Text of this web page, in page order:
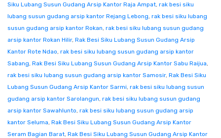
Siku Lubang Susun Gudang Arsip Kantor Raja Ampat, rak besi siku
lubang susun gudang arsip kantor Rejang Lebong, rak besi siku lubang
susun gudang arsip kantor Rokan, rak besi siku lubang susun gudang
arsip kantor Rokan Hilir, Rak Besi Siku Lubang Susun Gudang Arsip
Kantor Rote Ndao, rak besi siku lubang susun gudang arsip kantor
Sabang, Rak Besi Siku Lubang Susun Gudang Arsip Kantor Sabu Raijua,
rak besi siku lubang susun gudang arsip kantor Samosir, Rak Besi Siku
Lubang Susun Gudang Arsip Kantor Sarmi, rak besi siku lubang susun
gudang arsip kantor Sarolangun, rak besi siku lubang susun gudang
arsip kantor Sawahlunto, rak besi siku lubang susun gudang arsip
kantor Seluma, Rak Besi Siku Lubang Susun Gudang Arsip Kantor
Seram Bagian Barat, Rak Besi Siku Lubang Susun Gudang Arsip Kantor